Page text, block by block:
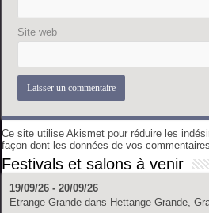
Site web
Ce site utilise Akismet pour réduire les
façon dont les données de vos
Festivals et salons à venir
19/09/26 - 20/09/26
Etrange Grande dans Hettange Grande,